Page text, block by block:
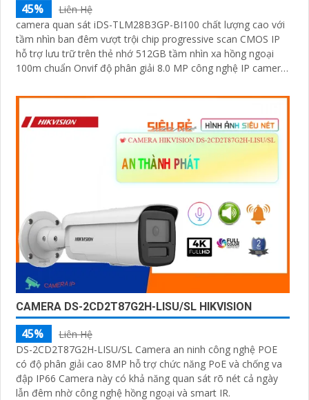
45%
Liên Hệ
camera quan sát iDS-TLM28B3GP-BI100 chất lượng cao với
tầm nhìn ban đêm vượt trội chip progressive scan CMOS IP
hỗ trợ lưu trữ trên thẻ nhớ 512GB tầm nhìn xa hồng ngoại
100m chuẩn Onvif độ phân giải 8.0 MP công nghệ IP camera
hợp sử dụng trong Giao Thông
CAMERA DS-2CD2T87G2H-LISU/SL HIKVISION
45%
Liên Hệ
DS-2CD2T87G2H-LISU/SL Camera an ninh công nghệ POE
có độ phân giải cao 8MP hỗ trợ chức năng PoE và chống va
đập IP66 Camera này có khả năng quan sát rõ nét cả ngày
lẫn đêm nhờ công nghệ hồng ngoại và smart IR.